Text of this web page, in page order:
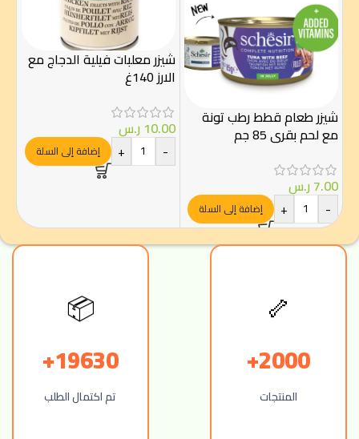
شيزر طعام قطط رطب تونة
مع لحم بقري 85 جم
7.00ر.س
-
+ إضافة إلى السلة
شيزر معلبات فيلية الدجاج مع
الارز 140غ
10.00 ر.س
-
+ إضافة إلى السلة
🦴
2000+
المنتجات
📦
19630+
تم اكتمال الطلب